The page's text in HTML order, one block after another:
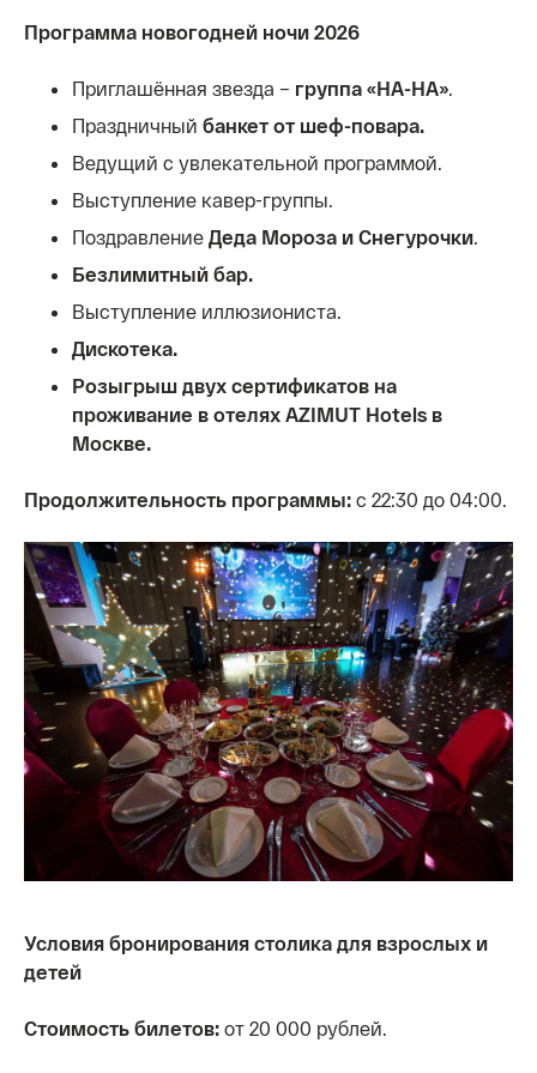
Программа новогодней ночи 2026
Приглашённая звезда – группа «НА-НА».
Праздничный банкет от шеф-повара.
Ведущий с увлекательной программой.
Выступление кавер-группы.
Поздравление Деда Мороза и Снегурочки.
Безлимитный бар.
Выступление иллюзиониста.
Дискотека.
Розыгрыш двух сертификатов на
проживание в отелях AZIMUT Hotels в
Москве.
Продолжительность программы: с 22:30 до 04:00.
Условия бронирования столика для взрослых и
детей
Стоимость билетов: от 20 000 рублей.